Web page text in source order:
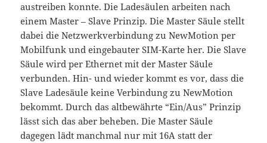
austreiben konnte. Die Ladesäulen arbeiten nach
einem Master – Slave Prinzip. Die Master Säule stellt
dabei die Netzwerkverbindung zu NewMotion per
Mobilfunk und eingebauter SIM-Karte her. Die Slave
Säule wird per Ethernet mit der Master Säule
verbunden. Hin- und wieder kommt es vor, dass die
Slave Ladesäule keine Verbindung zu NewMotion
bekommt. Durch das altbewährte “Ein/Aus” Prinzip
lässt sich das aber beheben. Die Master Säule
dagegen lädt manchmal nur mit 16A statt der